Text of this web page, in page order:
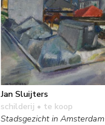
Jan Sluijters
schilderij • te koop
Stadsgezicht in Amsterdam